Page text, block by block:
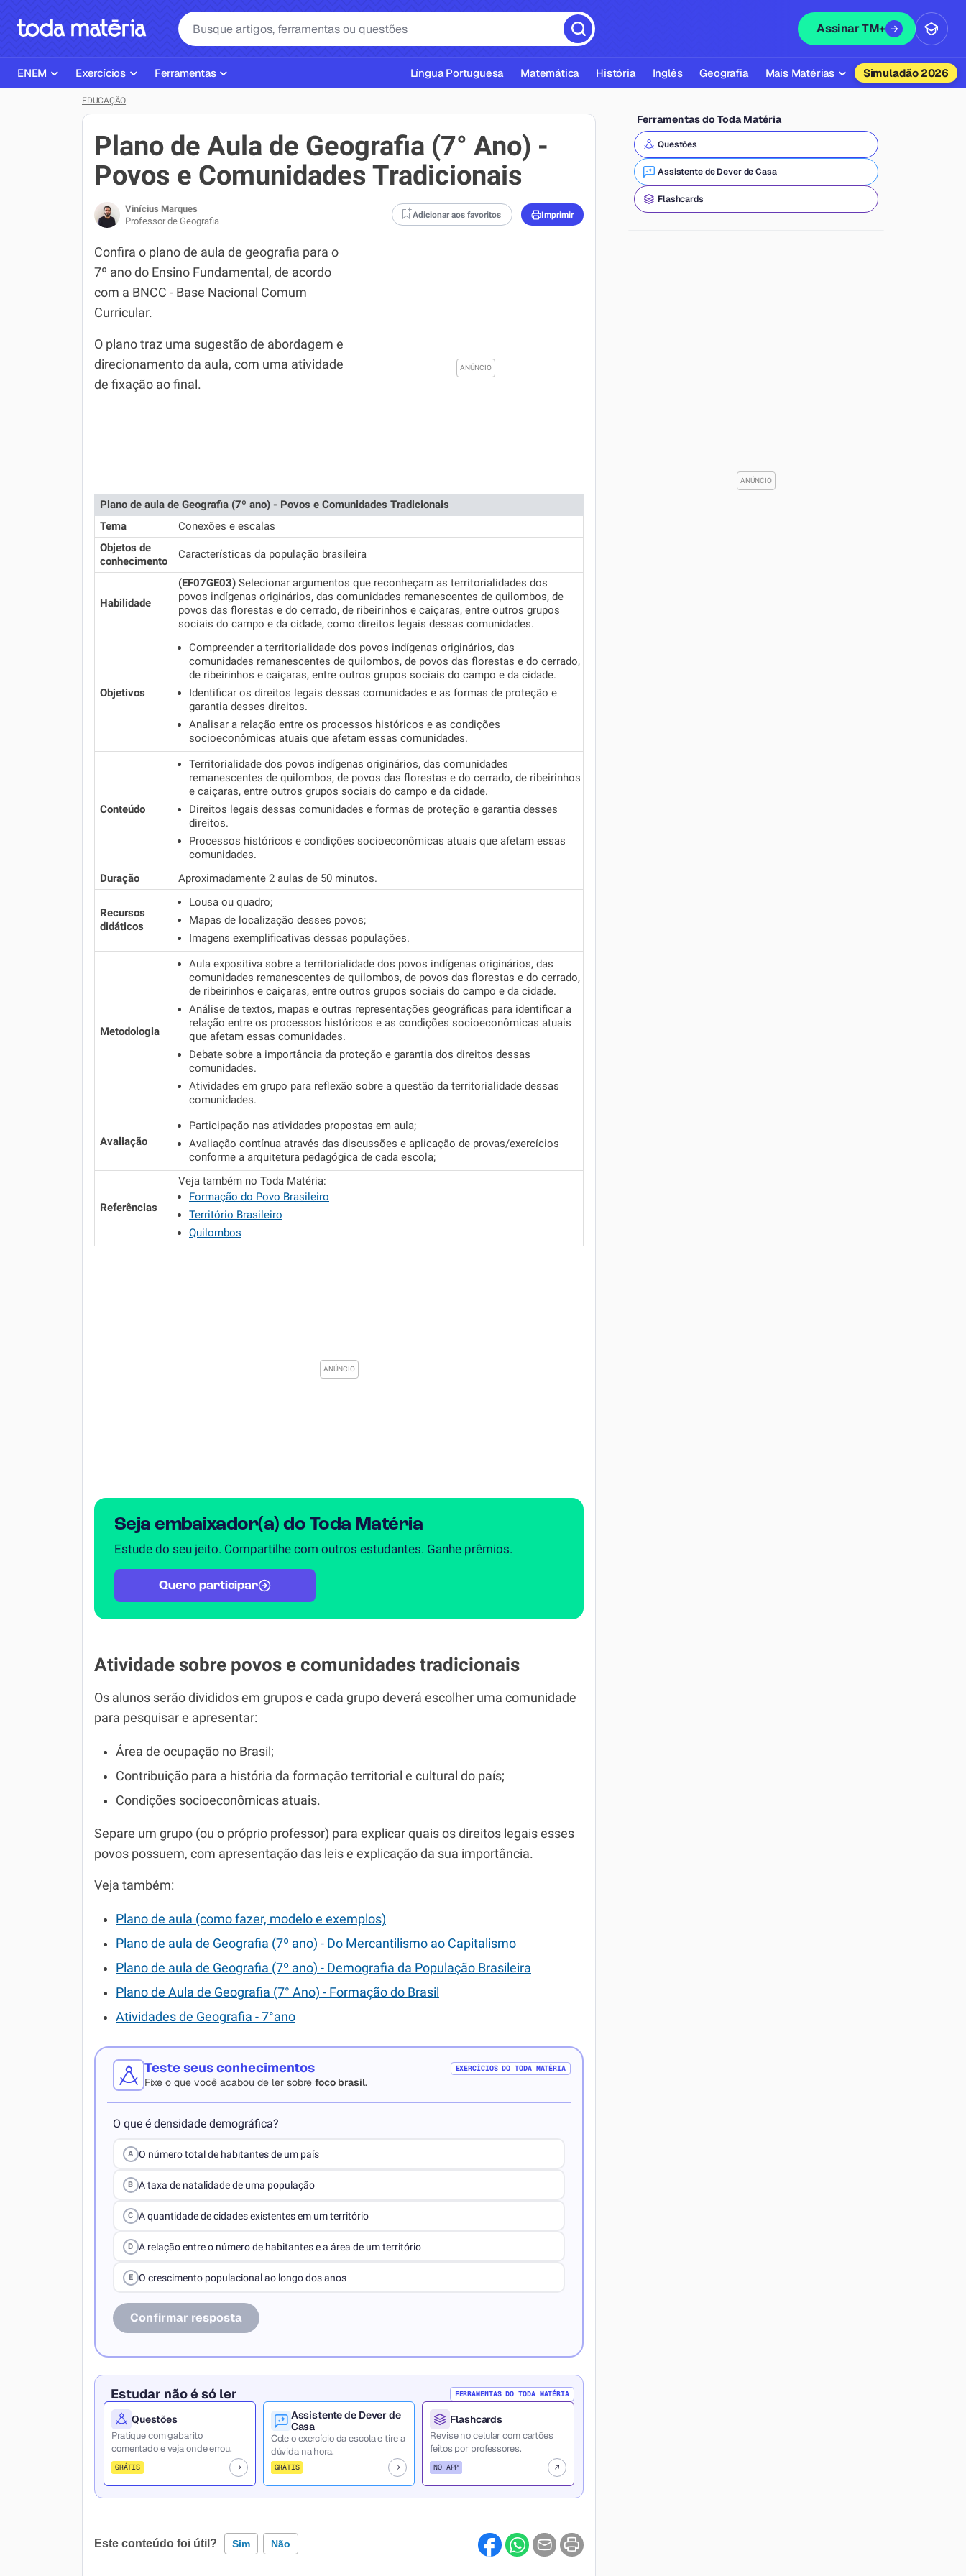
Assinar TM+
ENEM
Página Inicial ENEM
Plano de Estudos
Matérias do ENEM
Exercícios ENEM
Simulados ENEM
Simulador SiSU
Exercícios
ENEM
Matemática
Português
Biologia
Inglês
Geografia
Física
Todos os Exercícios
Ferramentas
Corretor de Redação
Exercícios
Língua Portuguesa Matemática História Inglês Geografia Mais Matérias
Química
Física
Filosofia
Simuladão 2026
EDUCAÇÃO
Plano de Aula de Geografia (7° Ano) -
Povos e Comunidades Tradicionais
Vinícius Marques
Professor de Geografia
Adicionar aos favoritos Imprimir
Confira o plano de aula de geografia para o
7º ano do Ensino Fundamental, de acordo
com a BNCC - Base Nacional Comum
Curricular.
O plano traz uma sugestão de abordagem e
direcionamento da aula, com uma atividade
de fixação ao final.
Plano de aula de Geografia (7º ano) - Povos e Comunidades Tradicionais
Tema
Conexões e escalas
Objetos de
conhecimento
Características da população brasileira
Habilidade
(EF07GE03) Selecionar argumentos que reconheçam as territorialidades dos
povos indígenas originários, das comunidades remanescentes de quilombos, de
povos das florestas e do cerrado, de ribeirinhos e caiçaras, entre outros grupos
sociais do campo e da cidade, como direitos legais dessas comunidades.
Objetivos
Compreender a territorialidade dos povos indígenas originários, das
comunidades remanescentes de quilombos, de povos das florestas e do cerrado,
de ribeirinhos e caiçaras, entre outros grupos sociais do campo e da cidade.
Identificar os direitos legais dessas comunidades e as formas de proteção e
garantia desses direitos.
Analisar a relação entre os processos históricos e as condições
socioeconômicas atuais que afetam essas comunidades.
Conteúdo
Territorialidade dos povos indígenas originários, das comunidades
remanescentes de quilombos, de povos das florestas e do cerrado, de ribeirinhos
e caiçaras, entre outros grupos sociais do campo e da cidade.
Direitos legais dessas comunidades e formas de proteção e garantia desses
direitos.
Processos históricos e condições socioeconômicas atuais que afetam essas
comunidades.
Duração
Aproximadamente 2 aulas de 50 minutos.
Recursos
didáticos
Lousa ou quadro;
Mapas de localização desses povos;
Imagens exemplificativas dessas populações.
Metodologia
Aula expositiva sobre a territorialidade dos povos indígenas originários, das
comunidades remanescentes de quilombos, de povos das florestas e do cerrado,
de ribeirinhos e caiçaras, entre outros grupos sociais do campo e da cidade.
Análise de textos, mapas e outras representações geográficas para identificar a
relação entre os processos históricos e as condições socioeconômicas atuais
que afetam essas comunidades.
Debate sobre a importância da proteção e garantia dos direitos dessas
comunidades.
Atividades em grupo para reflexão sobre a questão da territorialidade dessas
comunidades.
Avaliação
Participação nas atividades propostas em aula;
Avaliação contínua através das discussões e aplicação de provas/exercícios
conforme a arquitetura pedagógica de cada escola;
Referências
Veja também no Toda Matéria:
Formação do Povo Brasileiro
Território Brasileiro
Quilombos
Seja embaixador(a) do Toda Matéria
Estude do seu jeito. Compartilhe com outros estudantes. Ganhe prêmios.
Quero participar
Atividade sobre povos e comunidades tradicionais
Os alunos serão divididos em grupos e cada grupo deverá escolher uma comunidade
para pesquisar e apresentar:
Área de ocupação no Brasil;
Contribuição para a história da formação territorial e cultural do país;
Condições socioeconômicas atuais.
Separe um grupo (ou o próprio professor) para explicar quais os direitos legais esses
povos possuem, com apresentação das leis e explicação da sua importância.
Veja também:
Plano de aula (como fazer, modelo e exemplos)
Plano de aula de Geografia (7º ano) - Do Mercantilismo ao Capitalismo
Plano de aula de Geografia (7º ano) - Demografia da População Brasileira
Plano de Aula de Geografia (7° Ano) - Formação do Brasil
Atividades de Geografia - 7°ano
Teste seus conhecimentos
Fixe o que você acabou de ler sobre foco brasil.
EXERCÍCIOS DO TODA MATÉRIA
O que é densidade demográfica?
A O número total de habitantes de um país
B A taxa de natalidade de uma população
C A quantidade de cidades existentes em um território
D A relação entre o número de habitantes e a área de um território
E O crescimento populacional ao longo dos anos
Confirmar resposta
Estudar não é só ler FERRAMENTAS DO TODA MATÉRIA
Questões
Pratique com gabarito
comentado e veja onde errou.
GRÁTIS
Assistente de Dever de
Casa
Cole o exercício da escola e tire a
dúvida na hora.
GRÁTIS
Flashcards
Revise no celular com cartões
feitos por professores.
NO APP
Este conteúdo foi útil? Sim Não
Ferramentas do Toda Matéria
Questões
Assistente de Dever de Casa
Flashcards